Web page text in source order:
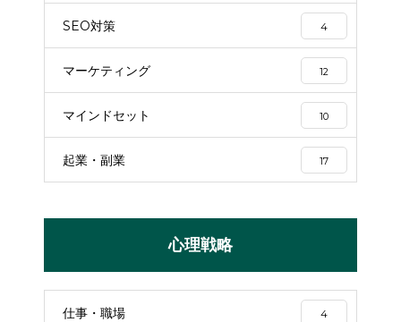
SEO対策 4
マーケティング 12
マインドセット 10
起業・副業 17
心理戦略
仕事・職場 4